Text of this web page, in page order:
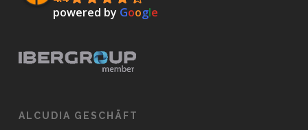
powered by Google
ALCUDIA GESCHÄFT